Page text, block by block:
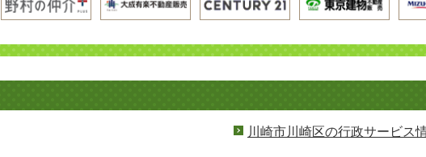
川崎市川崎区の行政サービス